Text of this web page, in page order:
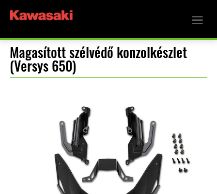
Magasított szélvédő konzolkészlet
(Versys 650)